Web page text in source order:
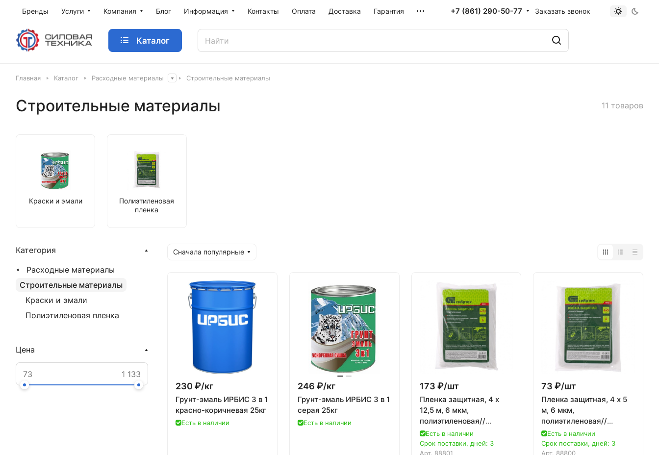
Бренды Услуги Компания Блог Информация Контакты Оплата Доставка Гарантия +7 (861) 290-50-77 Заказать звонок
Каталог
Главная Каталог Расходные материалы Строительные материалы
Строительные материалы 11 товаров
Краски и эмали
Полиэтиленовая
пленка
Сначала популярные
230 ₽/кг
Грунт-эмаль ИРБИС 3 в 1
красно-коричневая 25кг
Есть в наличии
246 ₽/кг
Грунт-эмаль ИРБИС 3 в 1
серая 25кг
Есть в наличии
173 ₽/шт
Пленка защитная, 4 х
12,5 м, 6 мкм,
полиэтиленовая//
Сибртех
Есть в наличии
Срок поставки, дней: 3
Арт. 88801
73 ₽/шт
Пленка защитная, 4 х 5
м, 6 мкм,
полиэтиленовая//
Сибртех
Есть в наличии
Срок поставки, дней: 3
Арт. 88800
Категория
Расходные материалы
Строительные материалы
Краски и эмали
Полиэтиленовая пленка
Цена